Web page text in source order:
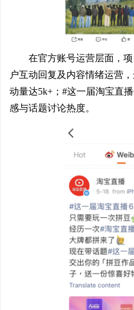
在官方账号运营层面，
户互动回复及内容情绪运营
动量达5k+；#这一届淘宝直
感与话题讨论热度。